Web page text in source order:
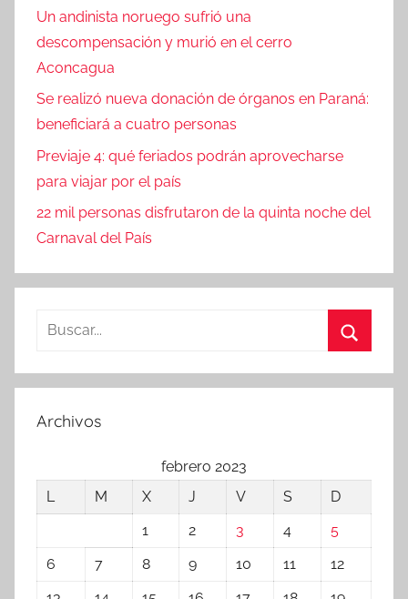
Un andinista noruego sufrió una
descompensación y murió en el cerro
Aconcagua
Se realizó nueva donación de órganos en Paraná:
beneficiará a cuatro personas
Previaje 4: qué feriados podrán aprovecharse
para viajar por el país
22 mil personas disfrutaron de la quinta noche del
Carnaval del País
Buscar:
Archivos
febrero 2023
L
M X J V S
D
1
2 3 4
5
6
7 8 9 10 11
12